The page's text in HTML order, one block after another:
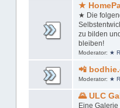
★
★ Die
zu bilden
bleiben!
Moderator: ★
📲
Moderator: ★
🌄 ULC
Eine